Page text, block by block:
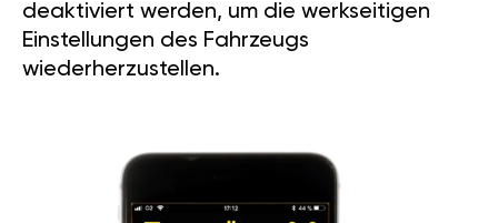
deaktiviert werden, um die werkseitigen
Einstellungen des Fahrzeugs
wiederherzustellen.